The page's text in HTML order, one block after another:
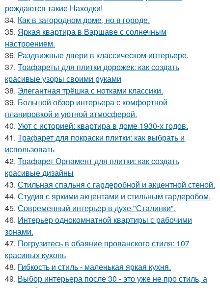
рождаются такие Находки!
34. Как в загородном доме, но в городе.
35. Яркая квартира в Варшаве с солнечным
настроением.
36. Раздвижные двери в классическом интерьере.
37. Трафареты для плитки дорожек: как создать
красивые узоры своими руками
38. Элегантная трёшка с нотками классики.
39. Большой обзор интерьера с комфортной
планировкой и уютной атмосферой.
40. Уют с историей: квартира в доме 1930-х годов.
41. Трафарет для покраски плитки: как выбрать и
использовать
42. Трафарет Орнамент для плитки: как создать
красивые дизайны
43. Стильная спальня с гардеробной и акцентной стеной.
44. Студия с яркими акцентами и стильным гардеробом.
45. Современный интерьер в духе "Сталинки".
46. Интерьер однокомнатной квартиры с рабочими
зонами.
47. Погрузитесь в обаяние прованского стиля: 107
красивых кухонь
48. Гибкость и стиль - маленькая яркая кухня.
49. Выбор интерьера после 30 - это уже не про стиль, а